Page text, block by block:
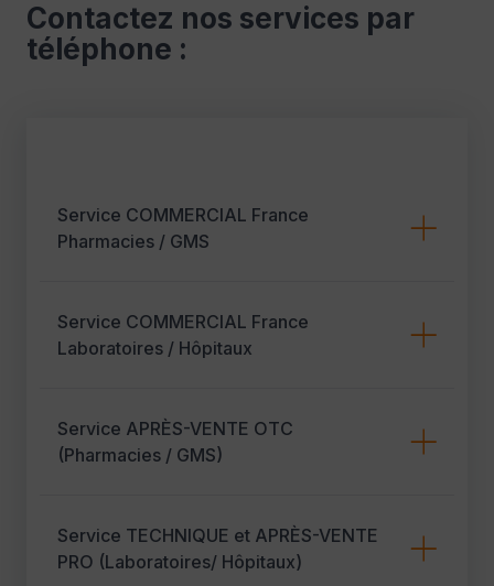
Contactez nos services par
téléphone :
Service COMMERCIAL France
Pharmacies / GMS
Service COMMERCIAL France
Laboratoires / Hôpitaux
Service APRÈS-VENTE OTC
(Pharmacies / GMS)
Service TECHNIQUE et APRÈS-VENTE
PRO (Laboratoires/ Hôpitaux)